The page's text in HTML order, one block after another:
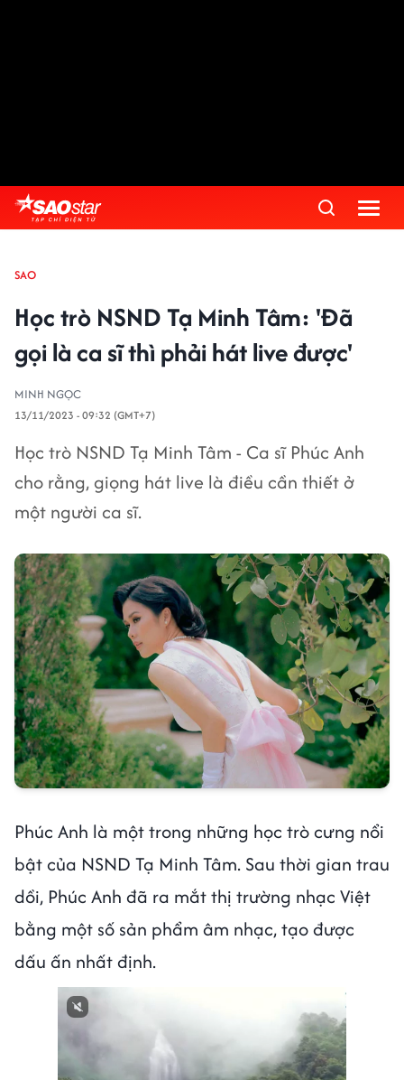
SAO
Học trò NSND Tạ Minh Tâm: 'Đã
gọi là ca sĩ thì phải hát live được'
MINH NGỌC
13/11/2023 - 09:32 (GMT+7)
Học trò NSND Tạ Minh Tâm - Ca sĩ Phúc Anh
cho rằng, giọng hát live là điều cần thiết ở
một người ca sĩ.
Phúc Anh là một trong những học trò cưng nổi
bật của NSND Tạ Minh Tâm. Sau thời gian trau
dồi, Phúc Anh đã ra mắt thị trường nhạc Việt
bằng một số sản phẩm âm nhạc, tạo được
dấu ấn nhất định.